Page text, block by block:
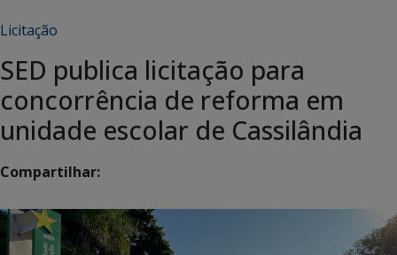
Licitação
SED publica licitação para
concorrência de reforma em
unidade escolar de Cassilândia
Compartilhar: